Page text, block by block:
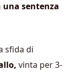
una sentenza
sfida di
vinta per 3-